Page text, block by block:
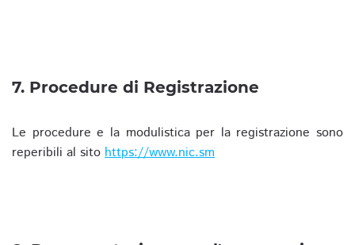
7. Procedure di Registrazione
Le procedure e la modulistica per la registrazione sono
reperibili al sito https://www.nic.sm